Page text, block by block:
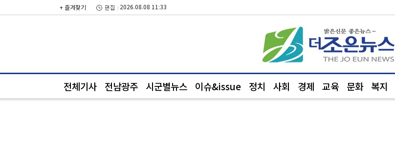
+ 즐겨찾기 2026.08.08 11:33
전체기사 전남광주 시군별뉴스 이슈&issue 정치 사회 경제 교육 문화 복지